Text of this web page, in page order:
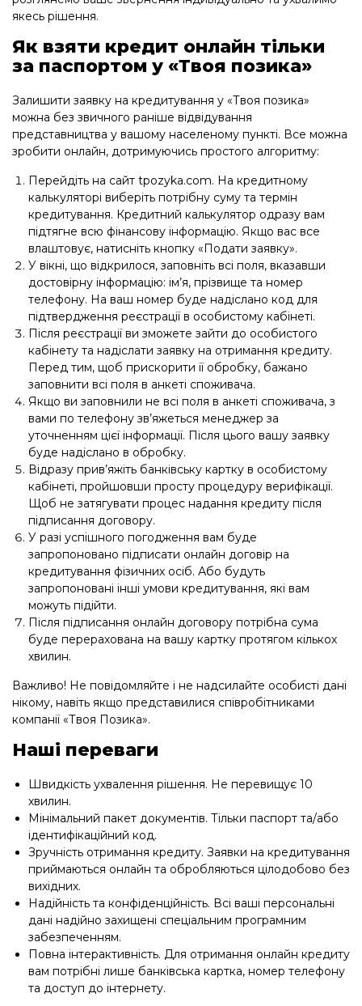
якесь рішення.
Як взяти кредит онлайн тільки
за паспортом у «Твоя позика»
Залишити заявку на кредитування у «Твоя позика»
можна без звичного раніше відвідування
представництва у вашому населеному пункті. Все можна
зробити онлайн, дотримуючись простого алгоритму:
Перейдіть на сайт tpozyka.com. На кредитному
калькуляторі виберіть потрібну суму та термін
кредитування. Кредитний калькулятор одразу вам
підтягне всю фінансову інформацію. Якщо вас все
влаштовує, натисніть кнопку «Подати заявку».
У вікні, що відкрилося, заповніть всі поля, вказавши
достовірну інформацію: ім’я, прізвище та номер
телефону. На ваш номер буде надіслано код для
підтвердження реєстрації в особистому кабінеті.
Після реєстрації ви зможете зайти до особистого
кабінету та надіслати заявку на отримання кредиту.
Перед тим, щоб прискорити її обробку, бажано
заповнити всі поля в анкеті споживача.
Якщо ви заповнили не всі поля в анкеті споживача, з
вами по телефону зв’яжеться менеджер за
уточненням цієї інформації. Після цього вашу заявку
буде надіслано в обробку.
Відразу прив’яжіть банківську картку в особистому
кабінеті, пройшовши просту процедуру верифікації.
Щоб не затягувати процес надання кредиту після
підписання договору.
У разі успішного погодження вам буде
запропоновано підписати онлайн договір на
кредитування фізичних осіб. Або будуть
запропоновані інші умови кредитування, які вам
можуть підійти.
Після підписання онлайн договору потрібна сума
буде перерахована на вашу картку протягом кількох
хвилин.
Важливо! Не повідомляйте і не надсилайте особисті дані
нікому, навіть якщо представилися співробітниками
компанії «Твоя Позика».
Наші переваги
Швидкість ухвалення рішення. Не перевищує 10
хвилин.
Мінімальний пакет документів. Тільки паспорт та/або
ідентифікаційний код.
Зручність отримання кредиту. Заявки на кредитування
приймаються онлайн та обробляються цілодобово без
вихідних.
Надійність та конфіденційність. Всі ваші персональні
дані надійно захищені спеціальним програмним
забезпеченням.
Повна інтерактивність. Для отримання онлайн кредиту
вам потрібні лише банківська картка, номер телефону
та доступ до інтернету.